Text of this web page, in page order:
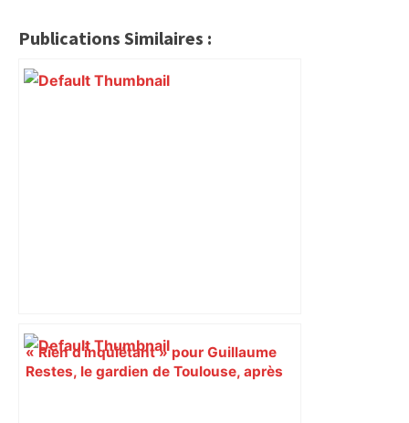
Publications Similaires :
« Rien d'inquiétant » pour Guillaume
Restes, le gardien de Toulouse, après